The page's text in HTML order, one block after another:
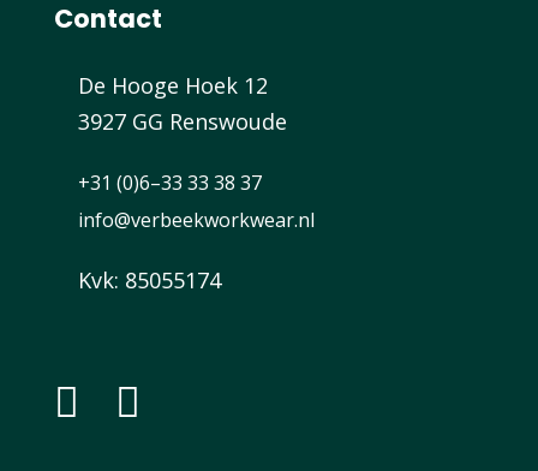
Contact
De Hooge Hoek 12
3927 GG Renswoude
+31 (0)6–33 33 38 37
info@verbeekworkwear.nl
Kvk: 85055174